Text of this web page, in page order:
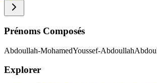
Prénoms Composés
Abdoullah-MohamedYoussef-Abdoullah
Explorer